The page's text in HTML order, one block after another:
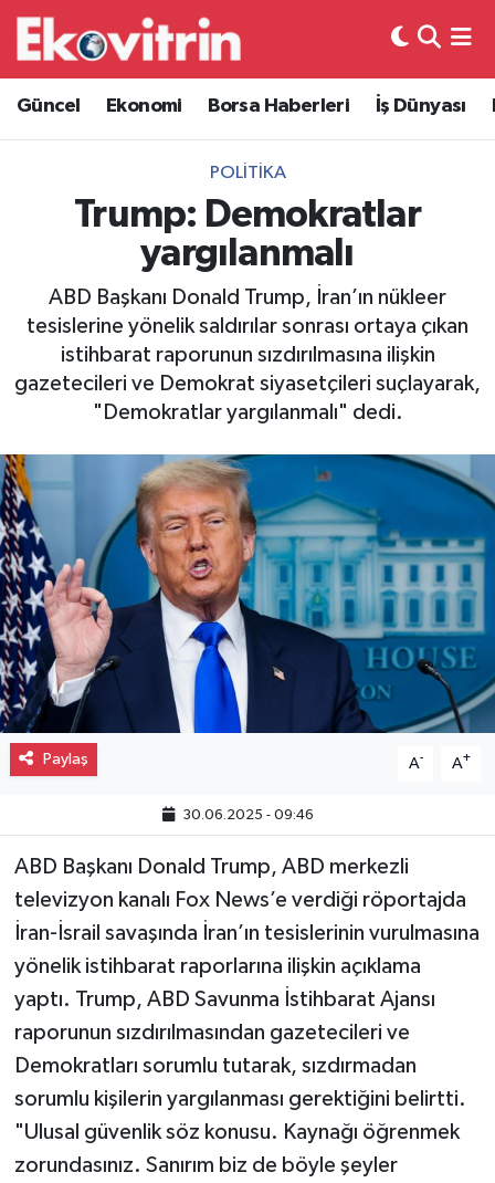
Güncel Ekonomi Borsa Haberleri İş Dünyası
POLITIKA
Trump: Demokratlar
yargılanmalı
ABD Başkanı Donald Trump, İran’ın nükleer
tesislerine yönelik saldırılar sonrası ortaya çıkan
istihbarat raporunun sızdırılmasına ilişkin
gazetecileri ve Demokrat siyasetçileri suçlayarak,
"Demokratlar yargılanmalı" dedi.
Paylaş A- A+
30.06.2025 - 09:46
ABD Başkanı Donald Trump, ABD merkezli
televizyon kanalı Fox News’e verdiği röportajda
İran-İsrail savaşında İran’ın tesislerinin vurulmasına
yönelik istihbarat raporlarına ilişkin açıklama
yaptı. Trump, ABD Savunma İstihbarat Ajansı
raporunun sızdırılmasından gazetecileri ve
Demokratları sorumlu tutarak, sızdırmadan
sorumlu kişilerin yargılanması gerektiğini belirtti.
"Ulusal güvenlik söz konusu. Kaynağı öğrenmek
zorundasınız. Sanırım biz de böyle şeyler
Güncel
Ekonomi
Borsa Haberleri
İş Dünyası
Lojistik
Otovitrin
Asayiş
Magazin
Gayrimenkul
Spor
Eğitim
Hava Durumu
Trafik Durumu
Süper Lig Puan Durumu ve Fikstür
Tüm Manşetler
Son Dakika Haberleri
Haber Arşivi